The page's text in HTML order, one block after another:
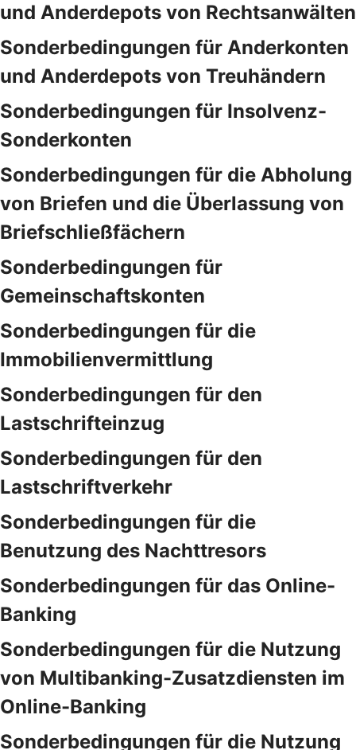
und Anderdepots von Rechtsanwälten
Sonderbedingungen für Anderkonten
und Anderdepots von Treuhändern
Sonderbedingungen für Insolvenz-
Sonderkonten
Sonderbedingungen für die Abholung
von Briefen und die Überlassung von
Briefschließfächern
Sonderbedingungen für
Gemeinschaftskonten
Sonderbedingungen für die
Immobilienvermittlung
Sonderbedingungen für den
Lastschrifteinzug
Sonderbedingungen für den
Lastschriftverkehr
Sonderbedingungen für die
Benutzung des Nachttresors
Sonderbedingungen für das Online-
Banking
Sonderbedingungen für die Nutzung
von Multibanking-Zusatzdiensten im
Online-Banking
Sonderbedingungen für die Nutzung